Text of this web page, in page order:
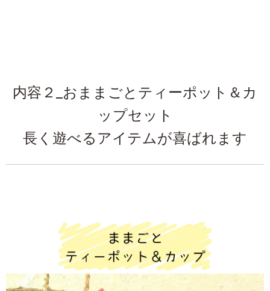
内容２_おままごとティーポット＆カ
ップセット
長く遊べるアイテムが喜ばれます